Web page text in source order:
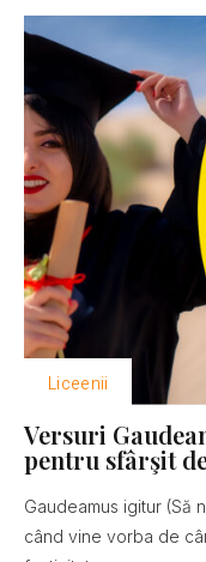
Liceenii
Versuri
pentru sfârşit
Gaudeamus igitur (Să
când vine vorba de